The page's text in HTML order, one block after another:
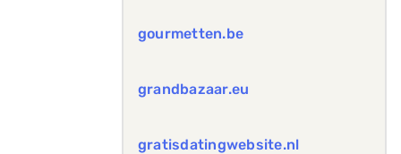
gourmetten.be
grandbazaar.eu
gratisdatingwebsite.nl